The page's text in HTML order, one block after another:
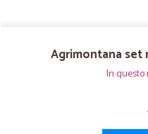
Agrimontana set
In